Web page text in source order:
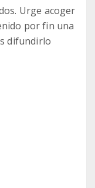
Urge acoger
por fin una
difundirlo